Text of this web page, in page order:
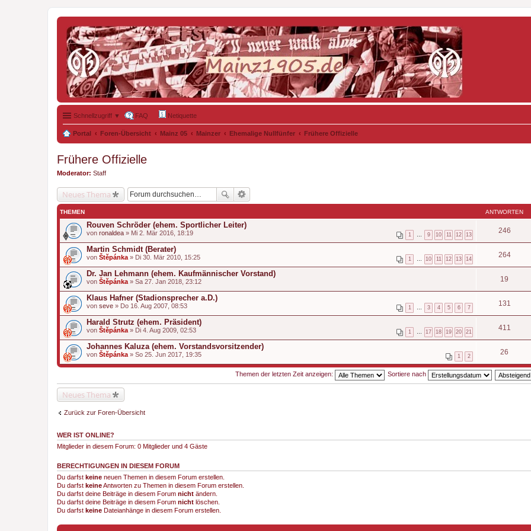
Schnellzugriff ▼ FAQ Netiquette
Portal Foren-Übersicht Mainz 05 Mainzer Ehemalige Nullfünfer Frühere Offizielle
Frühere Offizielle
Moderator: Staff
Neues Thema
THEMEN ANTWORTEN
Rouven Schröder (ehem. Sportlicher Leiter)
1 9 10 11 12 13
von ronaldea » Mi 2. Mär 2016, 18:19 246
Martin Schmidt (Berater)
1 10 11 12 13 14
von Štěpánka » Di 30. Mär 2010, 15:25 264
Dr. Jan Lehmann (ehem. Kaufmännischer Vorstand)
von Štěpánka » Sa 27. Jan 2018, 23:12 19
Klaus Hafner (Stadionsprecher a.D.)
1 3 4 5 6 7
von seve » Do 16. Aug 2007, 08:53 131
Harald Strutz (ehem. Präsident)
1 17 18 19 20 21
von Štěpánka » Di 4. Aug 2009, 02:53 411
Johannes Kaluza (ehem. Vorstandsvorsitzender)
1 2
von Štěpánka » So 25. Jun 2017, 19:35 26
Themen der letzten Zeit anzeigen: Sortiere nach
Neues Thema
Zurück zur Foren-Übersicht
WER IST ONLINE?
Mitglieder in diesem Forum: 0 Mitglieder und 4 Gäste
BERECHTIGUNGEN IN DIESEM FORUM
Du darfst keine neuen Themen in diesem Forum erstellen.
Du darfst keineAntworten zu Themen in diesem Forum erstellen.
Du darfst deine Beiträge in diesem Forum nicht ändern.
Du darfst deine Beiträge in diesem Forum nicht löschen.
Du darfst keine Dateianhänge in diesem Forum erstellen.